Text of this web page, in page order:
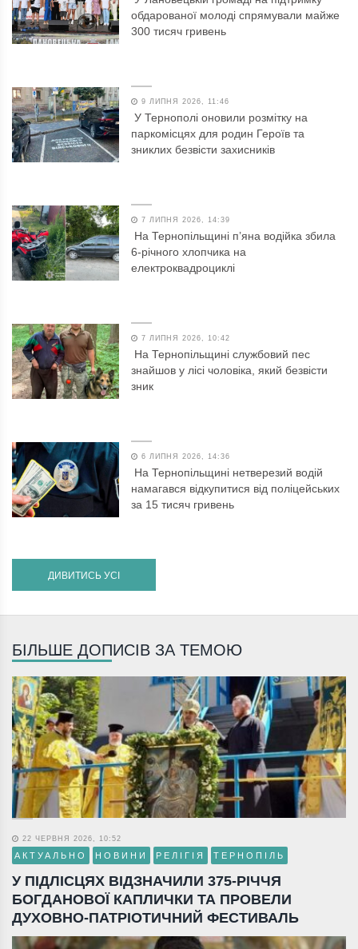
обдарованої молоді спрямували майже
300 тисяч гривень
9 ЛИПНЯ 2026, 11:46
У Тернополі оновили розмітку на
паркомісцях для родин Героїв та
зниклих безвісти захисників
7 ЛИПНЯ 2026, 14:39
На Тернопільщині п’яна водійка збила
6-річного хлопчика на
електроквадроциклі
7 ЛИПНЯ 2026, 10:42
На Тернопільщині службовий пес
знайшов у лісі чоловіка, який безвісти
зник
6 ЛИПНЯ 2026, 14:36
На Тернопільщині нетверезий водій
намагався відкупитися від поліцейських
за 15 тисяч гривень
ДИВИТИСЬ УСІ
БІЛЬШЕ ДОПИСІВ ЗА ТЕМОЮ
22 ЧЕРВНЯ 2026, 10:52
АКТУАЛЬНО НОВИНИ РЕЛІГІЯ ТЕРНОПІЛЬ
У ПІДЛІСЦЯХ ВІДЗНАЧИЛИ 375-РІЧЧЯ
БОГДАНОВОЇ КАПЛИЧКИ ТА ПРОВЕЛИ
ДУХОВНО-ПАТРІОТИЧНИЙ ФЕСТИВАЛЬ